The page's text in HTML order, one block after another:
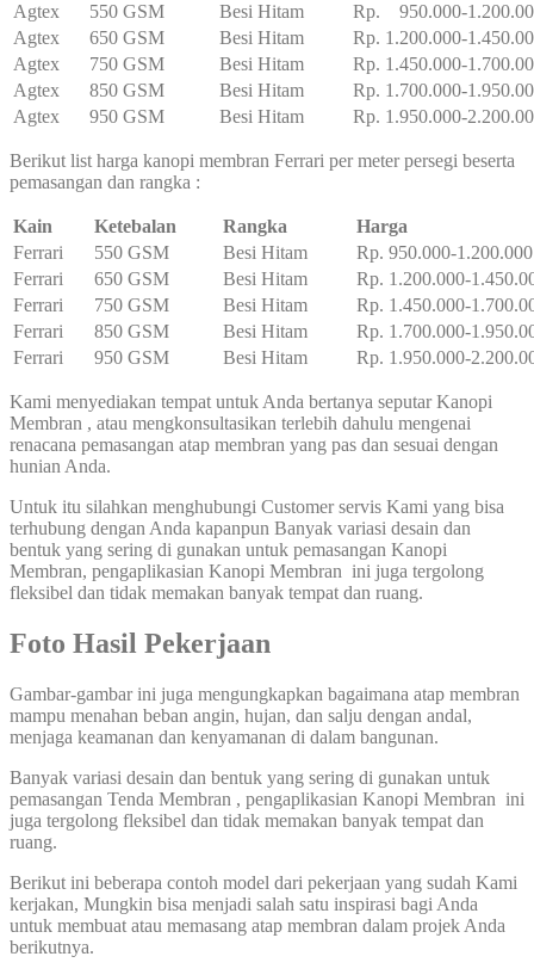
Agtex
550 GSM Besi Hitam
Rp. 950.000-
Agtex
650 GSM Besi Hitam
Rp. 1.200.000-
Agtex
750 GSM Besi Hitam
Rp. 1.450.000-
Agtex
850 GSM Besi Hitam
Rp. 1.700.000-
Agtex
950 GSM Besi Hitam Rp. 1.950.000-
Berikut list harga kanopi membran Ferrari per meter persegi beserta
pemasangan dan rangka :
Kain Ketebalan Rangka
Harga
Ferrari
550 GSM Besi Hitam
Rp. 950.000-1.200.000
Ferrari
650 GSM Besi Hitam
Rp. 1.200.000-
Ferrari
750 GSM Besi Hitam
Rp. 1.450.000-
Ferrari
850 GSM Besi Hitam
Rp. 1.700.000-
Ferrari
950 GSM Besi Hitam Rp. 1.950.000-
Kami menyediakan tempat untuk Anda bertanya seputar Kanopi
Membran , atau mengkonsultasikan terlebih dahulu mengenai
renacana pemasangan atap membran yang pas dan sesuai dengan
hunian Anda.
Untuk itu silahkan menghubungi Customer servis Kami yang bisa
terhubung dengan Anda kapanpun Banyak variasi desain dan
bentuk yang sering di gunakan untuk pemasangan Kanopi
Membran, pengaplikasian Kanopi Membran ini juga tergolong
fleksibel dan tidak memakan banyak tempat dan ruang.
Foto Hasil Pekerjaan
Gambar-gambar ini juga mengungkapkan bagaimana atap membran
mampu menahan beban angin, hujan, dan salju dengan andal,
menjaga keamanan dan kenyamanan di dalam bangunan.
Banyak variasi desain dan bentuk yang sering di gunakan untuk
pemasangan Tenda Membran , pengaplikasian Kanopi Membran ini
juga tergolong fleksibel dan tidak memakan banyak tempat dan
ruang.
Berikut ini beberapa contoh model dari pekerjaan yang sudah Kami
kerjakan, Mungkin bisa menjadi salah satu inspirasi bagi Anda
untuk membuat atau memasang atap membran dalam projek Anda
berikutnya.